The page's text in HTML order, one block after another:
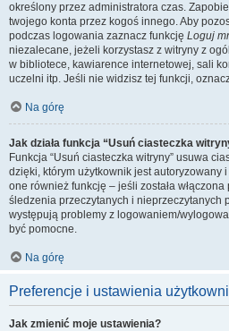
określony przez administratora czas.
twojego konta przez kogoś innego. Aby
podczas logowania zaznacz funkcję Loguj
niezalecane, jeżeli korzystasz z witryny z
w bibliotece, kawiarence internetowej, sali
uczelni itp. Jeśli nie widzisz tej funkcji,
Na górę
Jak działa funkcja “Usuń ciasteczka
Funkcja “Usuń ciasteczka witryny” usuwa
dzięki, którym użytkownik jest autoryzowany
one również funkcję – jeśli została
śledzenia przeczytanych i nieprzeczytanych
występują problemy z logowaniem/
być pomocne.
Na górę
Preferencje i ustawienia
Jak zmienić moje ustawienia?